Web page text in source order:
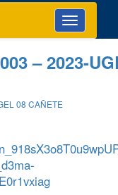
Toggle
navigation
– 2023-
08 CAÑETE